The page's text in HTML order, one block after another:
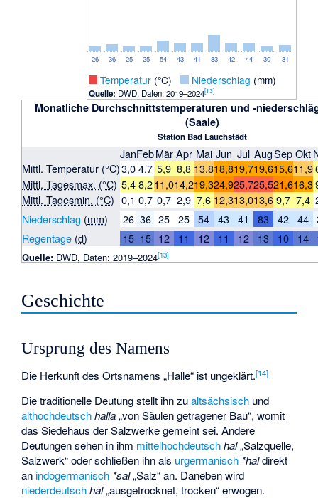
26 36 25 25 54 43 41 83 42 44 30 31
_ Temperatur(°C) _ Niederschlag (mm)
Quelle: DWD, Daten: 2019–2024[13]
Monatliche Durchschnittstemperaturen und -
(Saale)
Station Bad Lauchstädt
JanFebMärApr Mai Jun Jul AugSep Okt
Mittl. Temperatur (°C)3,04,7 5,9 8,8 13,818,819,719,615,611,9
Mittl. Tagesmax. (°C) 5,48,211,014,219,324,925,725,521,616,3
Mittl. Tagesmin. (°C) 0,1 0,7 0,7 2,9 7,6 12,313,013,6 9,7 7,4
Niederschlag (mm) 26 36 25 25 54 43 41 83 42 44
Regentage (d) 15 15 12 11 12 11 12 13 10 14
Quelle: DWD, Daten: 2019–2024[13]
Geschichte
Ursprung des Namens
Die Herkunft des Ortsnamens „Halle“ ist ungeklärt.[14]
Die traditionelle Deutung stellt ihn zualtsächsisch und
althochdeutsch halla„von Säulen getragener Bau“, womit
das Siedehaus der Salzwerke gemeint sei. Andere
Deutungen sehen in ihm mittelhochdeutsch hal„Salzquelle,
Salzwerk“ oder schließen ihn als urgermanisch *haldirekt
an indogermanisch *sal„Salz“ an. Daneben wird
niederdeutsch hāl„ausgetrocknet, trocken“ erwogen.